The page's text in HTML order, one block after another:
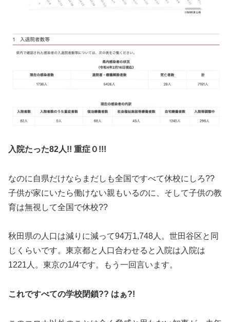
入院たった82人!! 重症０!!!
なのに自県だけならまだしも全国ですべて休校にしろ??
子供が家にいたら働けない親もいるのに、そして子供の教
育は無視して全国で休校??
秋田県の人口は減りに減って94万1,748人。世田谷区と同
じくらいです。東京都と人口合わせると入院は入院は
1221人。東京の1/4です。もう一回言います。
これですべての学校閉鎖?? はぁ?!